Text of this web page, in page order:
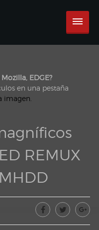
EDGE?
en una pestaña
imagen.
REMUX